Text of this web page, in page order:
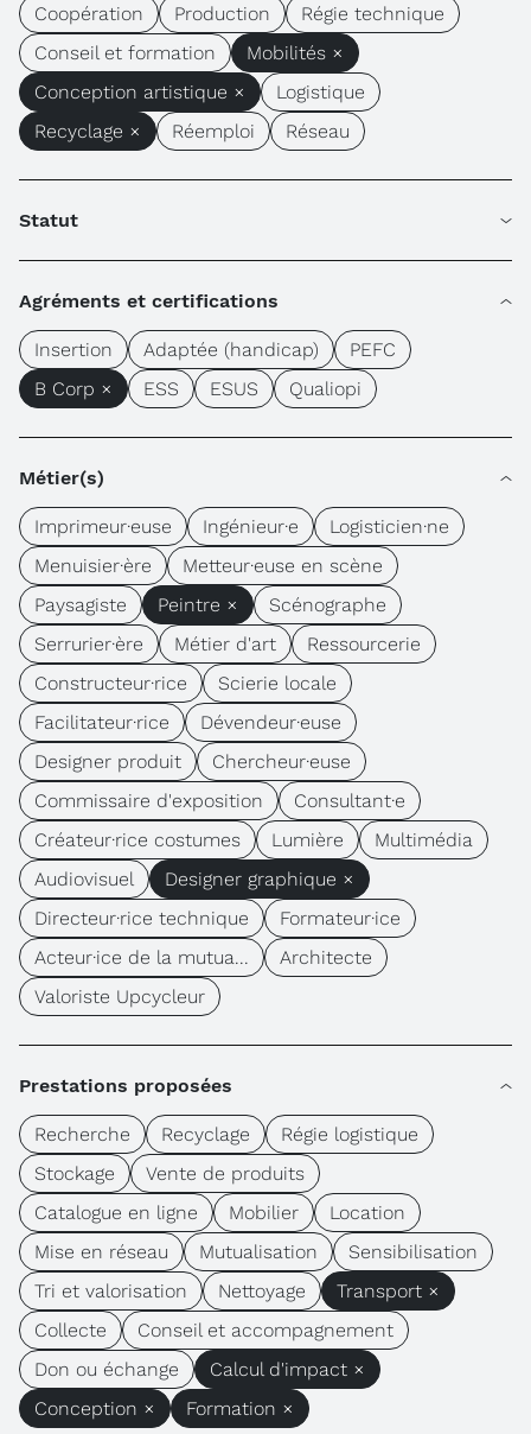
Coopération Production
Régie technique
Conseil et formation
Mobilités ×
Conception artistique ×
Logistique
Recyclage ×
Réemploi Réseau
Statut
Agréments et certifications
Insertion Adaptée (handicap)
PEFC
B Corp ×
ESS ESUS Qualiopi
Métier(s)
Imprimeur·euse Ingénieur·e
Logisticien·ne
Menuisier·ère
Metteur·euse en scène
Paysagiste
Peintre ×
Scénographe
Serrurier·ère
Métier d'art
Ressourcerie
Constructeur·rice
Scierie locale
Facilitateur·rice
Dévendeur·euse
Designer produit
Chercheur·euse
Commissaire d'exposition
Consultant·e
Créateur·rice costumes
Lumière
Multimédia
Audiovisuel
Designer graphique ×
Directeur·rice technique
Formateur·ice
Acteur·ice de la mutua...
Architecte
Valoriste Upcycleur
Prestations proposées
Recherche Recyclage
Régie logistique
Stockage
Vente de produits
Catalogue en ligne
Mobilier
Location
Mise en réseau
Mutualisation
Sensibilisation
Tri et valorisation
Nettoyage
Transport ×
Collecte
Conseil et accompagnement
Don ou échange
Calcul d'impact ×
Conception ×
Formation ×